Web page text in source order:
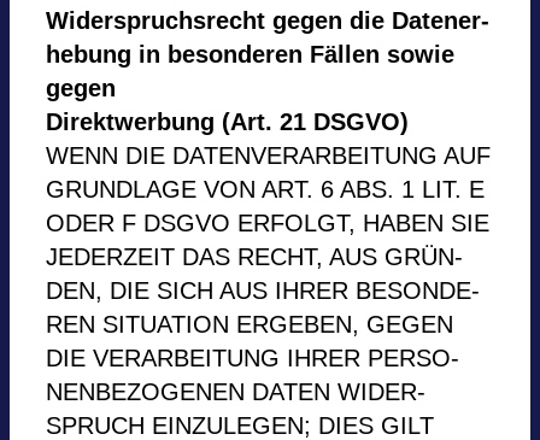
Wider­spruchs­recht gegen die Daten­er­
he­bung in beson­de­ren Fäl­len sowie
gegen
Direkt­wer­bung (Art. 21 DSGVO)
WENN DIE DATEN­VER­AR­BEI­TUNG AUF
GRUND­LAGE VON ART. 6 ABS. 1 LIT. E
ODER F DSGVO ERFOLGT, HABEN SIE
JEDER­ZEIT DAS RECHT, AUS GRÜN­
DEN, DIE SICH AUS IHRER BESON­DE­
REN SITUA­TION ERGE­BEN, GEGEN
DIE VER­AR­BEI­TUNG IHRER PER­SO­
NEN­BE­ZO­GE­NEN DATEN WIDER­
SPRUCH EIN­ZU­LE­GEN; DIES GILT